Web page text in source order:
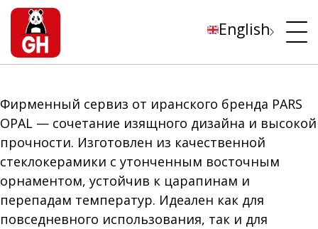
English
Фирменный сервиз от иранского бренда PARS
OPAL — сочетание изящного дизайна и высокой
прочности. Изготовлен из качественной
стеклокерамики с утонченным восточным
орнаментом, устойчив к царапинам и
перепадам температур. Идеален как для
повседневного использования, так и для